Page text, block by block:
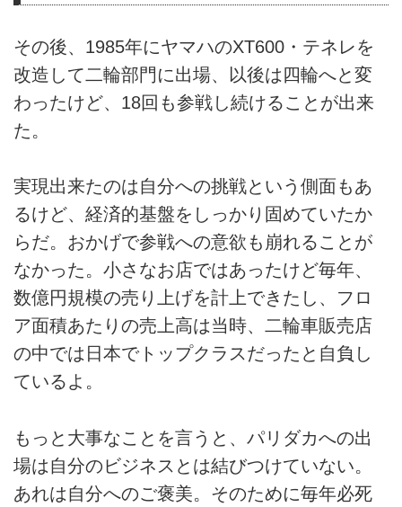
その後、1985年にヤマハのXT600・テネレを
改造して二輪部門に出場、以後は四輪へと変
わったけど、18回も参戦し続けることが出来
た。
実現出来たのは自分への挑戦という側面もあ
るけど、経済的基盤をしっかり固めていたか
らだ。おかげで参戦への意欲も崩れることが
なかった。小さなお店ではあったけど毎年、
数億円規模の売り上げを計上できたし、フロ
ア面積あたりの売上高は当時、二輪車販売店
の中では日本でトップクラスだったと自負し
ているよ。
もっと大事なことを言うと、パリダカへの出
場は自分のビジネスとは結びつけていない。
あれは自分へのご褒美。そのために毎年必死